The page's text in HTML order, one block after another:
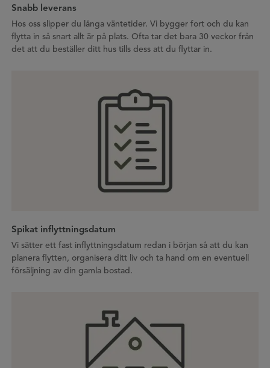
Snabb leverans
Hos oss slipper du långa väntetider. Vi bygger fort och du kan
flytta in så snart allt är på plats. Ofta tar det bara 30 veckor från
det att du beställer ditt hus tills dess att du flyttar in.
Spikat inflyttningsdatum
Vi sätter ett fast inflyttningsdatum redan i början så att du kan
planera flytten, organisera ditt liv och ta hand om en eventuell
försäljning av din gamla bostad.